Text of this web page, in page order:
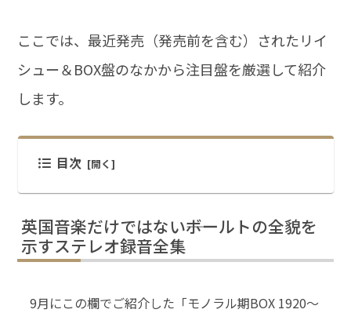
ここでは、最近発売（発売前を含む）されたリイ
シュー＆BOX盤のなかから注目盤を厳選して紹介
します。
目次
英国音楽だけではない――ボールトの全貌を
示すステレオ録音全集
9月にこの欄でご紹介した「モノラル期BOX 1920～